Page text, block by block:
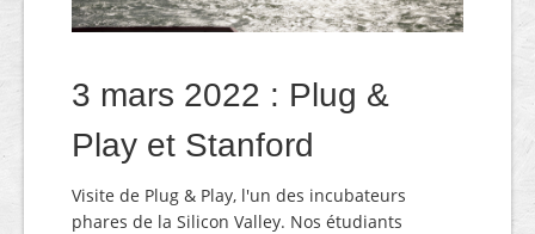
3 mars 2022 : Plug &
Play et Stanford
Visite de Plug & Play, l'un des incubateurs
phares de la Silicon Valley. Nos étudiants